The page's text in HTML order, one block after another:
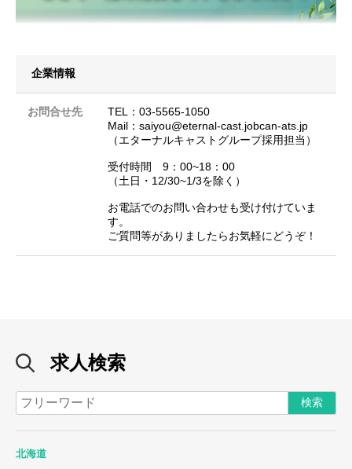
企業情報
お問合せ先
TEL：03-5565-1050
Mail：saiyou@eternal-cast.jobcan-ats.jp
（エターナルキャストグループ採用担当）
受付時間 9：00~18：00
（土日・12/30~1/3を除く）
お電話でのお問い合わせも受け付けていま
す。
ご質問等がありましたらお気軽にどうぞ！
求人検索
北海道